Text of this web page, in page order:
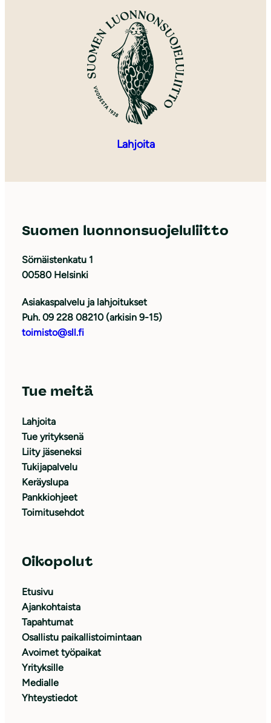
Lahjoita
Suomen luonnonsuojeluliitto
Sörnäistenkatu 1
00580 Helsinki
Asiakaspalvelu ja lahjoitukset
Puh. 09 228 08210 (arkisin 9-15)
toimisto@sll.fi
Tue meitä
Lahjoita
Tue yrityksenä
Liity jäseneksi
Tukijapalvelu
Keräyslupa
Pankkiohjeet
Toimitusehdot
Oikopolut
Etusivu
Ajankohtaista
Tapahtumat
Osallistu paikallistoimintaan
Avoimet työpaikat
Yrityksille
Medialle
Yhteystiedot